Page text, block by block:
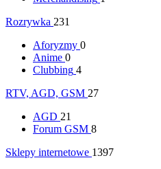
Rozrywka 231
Aforyzmy 0
Anime 0
Clubbing 4
RTV, AGD, GSM 27
AGD 21
Forum GSM 8
Sklepy internetowe 1397